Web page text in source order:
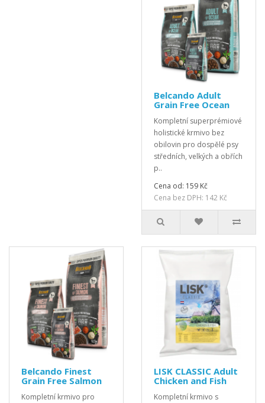
Belcando Adult
Grain Free Ocean
Kompletní superprémiové
holistické krmivo bez
obilovin pro dospělé psy
středních, velkých a obřích
p..
Cena od: 159 Kč
Cena bez DPH: 142 Kč
Belcando Finest
Grain Free Salmon
Kompletní krmivo pro
LISK CLASSIC Adult
Chicken and Fish
Kompletní krmivo s